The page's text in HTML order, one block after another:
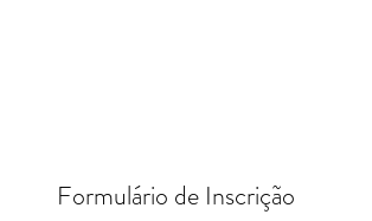
Formulário de Inscrição